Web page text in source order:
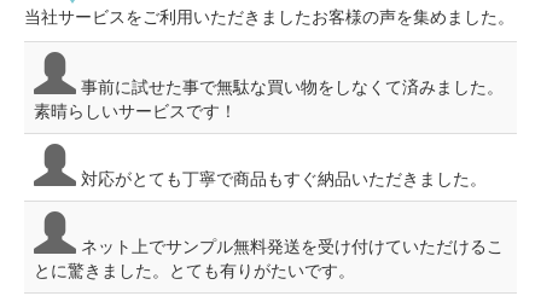
当社サービスをご利用いただきましたお客様の声を集めました。
事前に試せた事で無駄な買い物をしなくて済みました。
素晴らしいサービスです！
対応がとても丁寧で商品もすぐ納品いただきました。
ネット上でサンプル無料発送を受け付けていただけるこ
とに驚きました。とても有りがたいです。